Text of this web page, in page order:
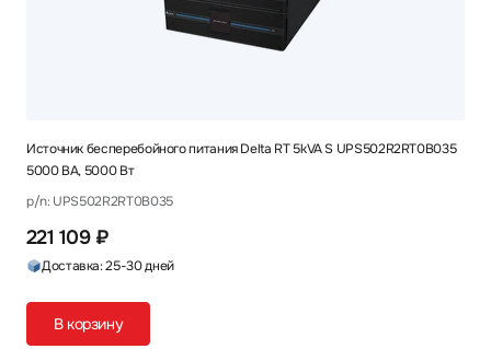
Источник бесперебойного питания Delta RT 5kVA S UPS502R2RT0B035
5000 ВА, 5000 Вт
p/n: UPS502R2RT0B035
221 109 ₽
Доставка: 25-30 дней
В корзину